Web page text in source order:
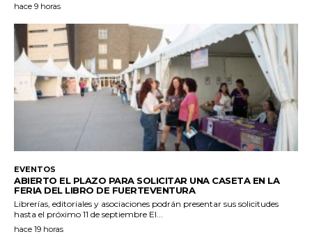
hace 9 horas
EVENTOS
ABIERTO EL PLAZO PARA SOLICITAR UNA CASETA EN LA
FERIA DEL LIBRO DE FUERTEVENTURA
Librerías, editoriales y asociaciones podrán presentar sus solicitudes
hasta el próximo 11 de septiembre El...
hace 19 horas